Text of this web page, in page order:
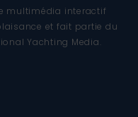
multimédia interactif
et fait partie du
Yachting Media.